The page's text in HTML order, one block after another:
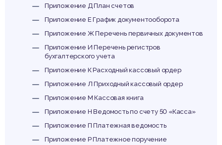
Приложение Д План счетов
Приложение Е График документооборота
Приложение Ж Перечень первичных документов
Приложение И Перечень регистров
бухгалтерского учета
Приложение К Расходный кассовый ордер
Приложение Л Приходный кассовый ордер
Приложение М Кассовая книга
Приложение Н Ведомость по счету 50 «Касса»
Приложение П Платежная ведомость
Приложение Р Платежное поручение